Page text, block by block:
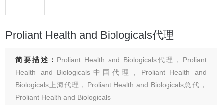
Proliant Health and Biologicals代理
简要描述： Proliant Health and Biologicals代理，Proliant
Health and Biologicals中国代理，Proliant Health and
Biologicals上海代理，Proliant Health and Biologicals总代，
Proliant Health and Biologicals